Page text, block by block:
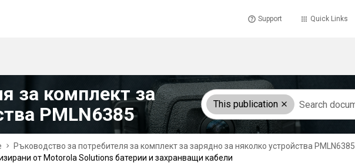
Support Quick Links
за комплект за
PMLN6385
This publication
Ръководство за потребителя за комплект за зарядно за няколко устройства PMLN6385
от Motorola Solutions батерии и захранващи кабели